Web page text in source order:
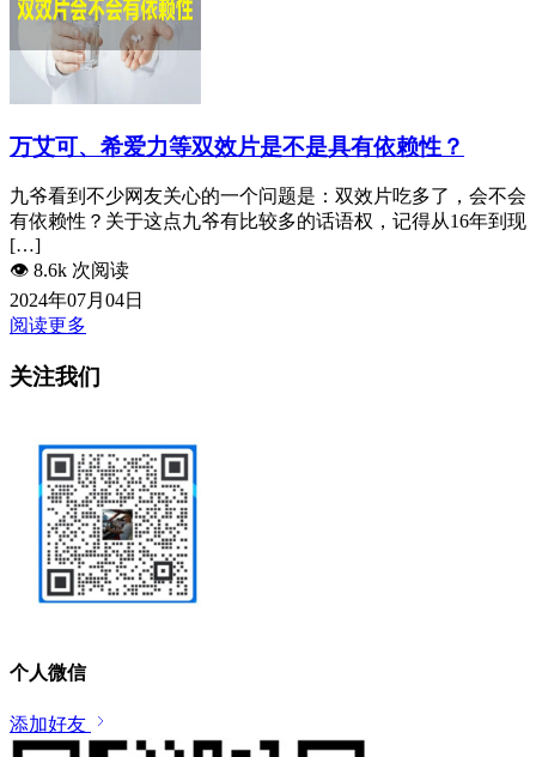
万艾可、希爱力等双效片是不是具有依赖性？
九爷看到不少网友关心的一个问题是：双效片吃多了，会不会
有依赖性？关于这点九爷有比较多的话语权，记得从16年到现
[…]
👁️ 8.6k 次阅读
2024年07月04日
阅读更多
关注我们
个人微信
添加好友